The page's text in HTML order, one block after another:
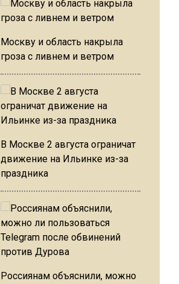
Москву и область накрыла
гроза с ливнем и ветром
В Москве 2 августа ограничат
движение на Ильинке из-за
праздника
Россиянам объяснили, можно